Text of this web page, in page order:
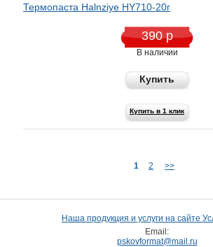
Термопаста Halnziye HY710-20г
390 р
В наличии
Купить
Купить в 1 клик
1 2 >>
Наша продукция и услуги на сайте
Email:
pskovformat@mail.ru